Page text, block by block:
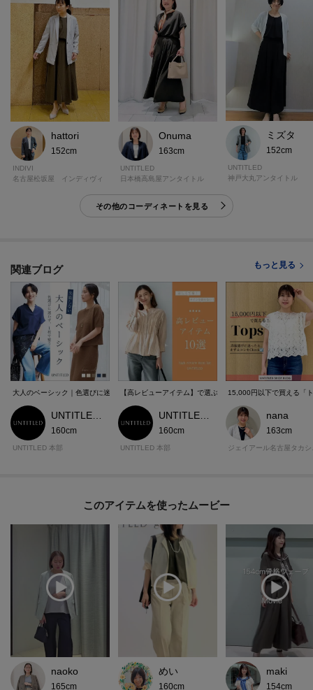
モデル情報：身長161cm B79 W58 H86 着用サイズ：02（M）
hattori
152cm
INDIVI
名古屋松坂屋 インディヴィ
Onuma
163cm
UNTITLED
日本橋高島屋アンタイトル
ミズタ
152cm
UNTITLED
神戸大丸アンタイトル
その他のコーディネートを見る
関連ブログ もっと見る
大人のベーシック｜色選びに迷わず、1枚で整う
160cm
UNTITLED 本部
【高レビューアイテム】で選ぶ、着心地と細見えが叶うアイ
160cm
UNTITLED 本部
15,000円以下で買える「
nana
163cm
このアイテムを使ったムービー
naoko
165cm
めい
160cm
maki
154cm